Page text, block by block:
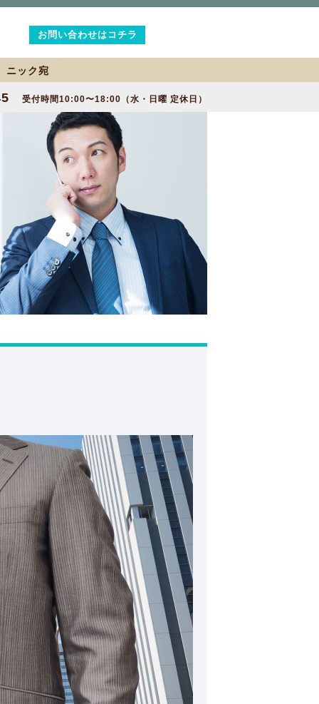
お問い合わせはコチラ
ック宛
受付時間10:00〜18:00（水・日曜 定休日）